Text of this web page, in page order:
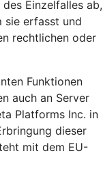
Einzelfalles ab,
sie erfasst und
rechtlichen oder
Funktionen
auch an Server
Platforms Inc. in
dieser
mit dem EU-